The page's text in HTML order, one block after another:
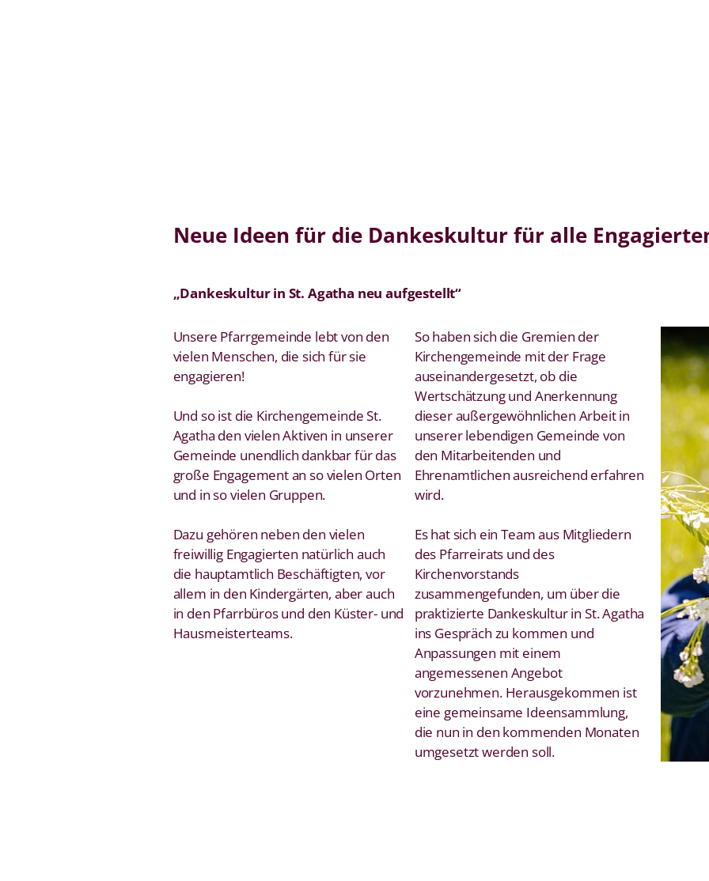
Neue Ideen für die Dankeskultur für alle
„Dankeskultur in St. Agatha neu aufgestellt“
Unsere Pfarrgemeinde lebt von den
vielen Menschen, die sich für sie
engagieren!
Und so ist die Kirchengemeinde St.
Agatha den vielen Aktiven in unserer
Gemeinde unendlich dankbar für das
große Engagement an so vielen Orten
und in so vielen Gruppen.
Dazu gehören neben den vielen
freiwillig Engagierten natürlich auch
die hauptamtlich Beschäftigten, vor
allem in den Kindergärten, aber auch
in den Pfarrbüros und den Küster- und
Hausmeisterteams.
So haben sich die Gremien der
Kirchengemeinde mit der Frage
auseinandergesetzt, ob die
Wertschätzung und Anerkennung
dieser außergewöhnlichen Arbeit in
unserer lebendigen Gemeinde von
den Mitarbeitenden und
Ehrenamtlichen ausreichend erfahren
wird.
Es hat sich ein Team aus Mitgliedern
des Pfarreirats und des
Kirchenvorstands
zusammengefunden, um über die
praktizierte Dankeskultur in St. Agatha
ins Gespräch zu kommen und
Anpassungen mit einem
angemessenen Angebot
vorzunehmen. Herausgekommen ist
eine gemeinsame Ideensammlung,
die nun in den kommenden Monaten
umgesetzt werden soll.